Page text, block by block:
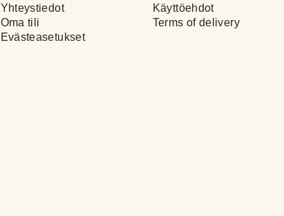
Yhteystiedot
Oma tili
Evästeasetukset
Käyttöehdot
Terms of delivery